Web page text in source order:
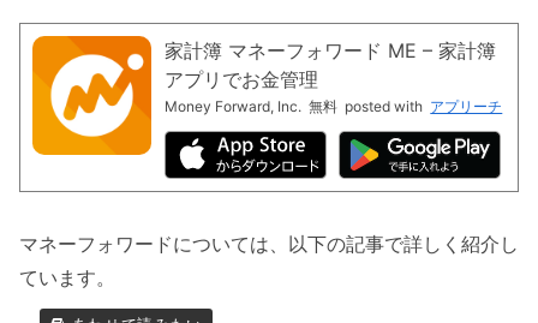
家計簿 マネーフォワード ME – 家計簿
アプリでお金管理
Money Forward, Inc. 無料 posted with アプリーチ
マネーフォワードについては、以下の記事で詳しく紹介し
ています。